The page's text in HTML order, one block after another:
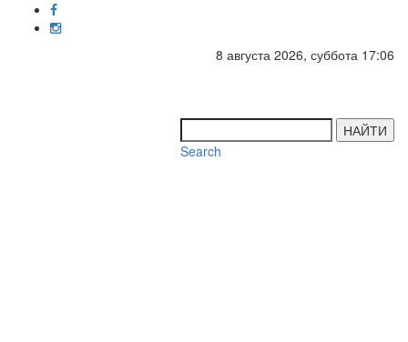
8 августа 2026, суббота 17:06
НАЙТИ
Search